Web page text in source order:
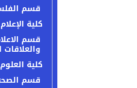
قسم
كلية
قسم
والعلاقات
كلية
قسم